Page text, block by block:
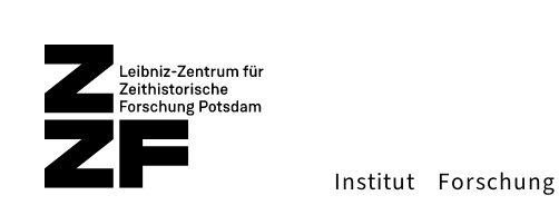
Institut Forschung